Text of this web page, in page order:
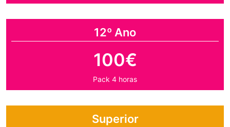
12º Ano
100€
Pack 4 horas
Superior